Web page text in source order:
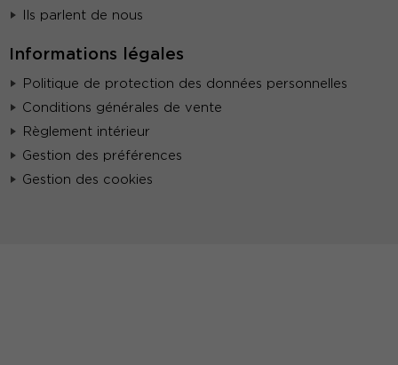
Ils parlent de nous
Informations légales
Politique de protection des données personnelles
Conditions générales de vente
Règlement intérieur
Gestion des préférences
Gestion des cookies